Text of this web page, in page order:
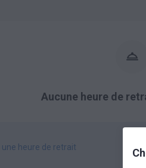
Aucune heure de
heure de retrait